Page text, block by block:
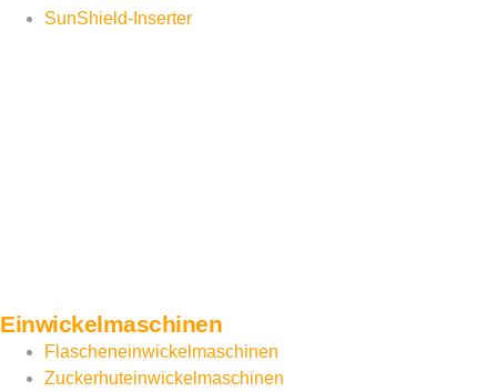
SunShield-Inserter
Einwickelmaschinen
Flascheneinwickelmaschinen
Zuckerhuteinwickelmaschinen